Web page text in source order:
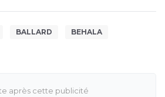
BALLARD BEHALA